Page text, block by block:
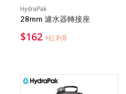
HydraPak
28mm 濾水器轉接座
$162 +紅利8